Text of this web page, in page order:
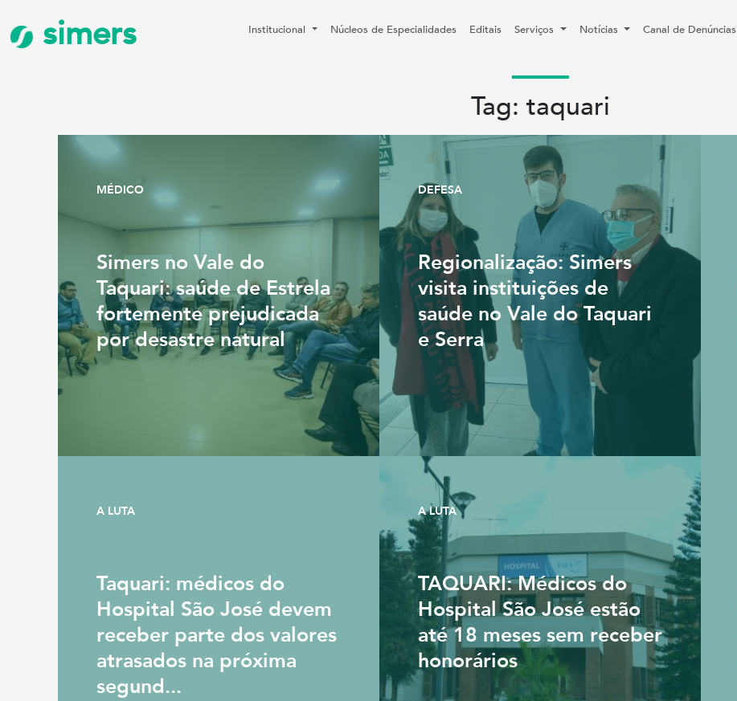
simers Institucional Núcleos de Especialidades Editais Serviços Notícias Canal de Denúncias
Tag: taquari
MÉDICO
Simers no Vale do
Taquari: saúde de Estrela
fortemente prejudicada
por desastre natural
DEFESA
Regionalização: Simers
visita instituições de
saúde no Vale do Taquari
e Serra
A LUTA
Taquari: médicos do
Hospital São José devem
receber parte dos valores
atrasados na próxima
segund...
A LUTA
TAQUARI: Médicos do
Hospital São José estão
até 18 meses sem receber
honorários